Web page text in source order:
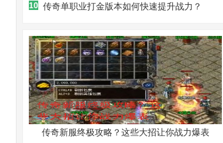
10 传奇单职业打金版本如何快速提升战力？
传奇新服终极攻略？这些大招让你战力爆表